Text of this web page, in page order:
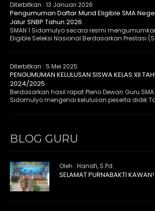
Diterbitkan : 13 Januari 2026
Pengumuman Daftar Murid Eligible SMA
Jalur SNBP Tahun 2026
SMAN 1 Sidomulyo secara resmi
Eligible Seleksi Nasional Berdasarkan Prestasi
Diterbitkan : 5 Mei 2025
PENGUMUMAN KELULUSAN SISWA KELAS XII
2024/2025
Berdasarkan hasil rapat Pleno Dewan Guru SMA
Sidomulyo mengenai kelulusan peserta didik
BLOG GURU
Oleh : Hanafi, S.Pd.
SELAMAT PURNABAKTI KAWAN!